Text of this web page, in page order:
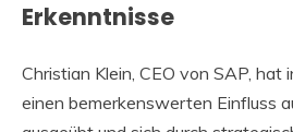
Erkenntnisse
Christian Klein, CEO von SAP, hat
einen bemerkenswerten Einfluss